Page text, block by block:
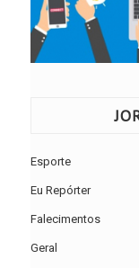
Esporte
Eu Repórter
Falecimentos
Geral